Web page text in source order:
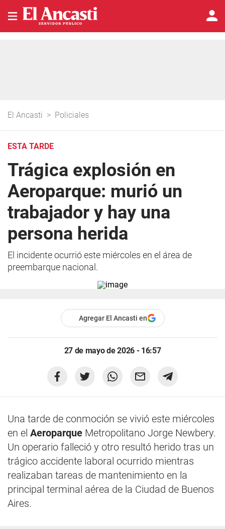
El Ancasti > Policiales
ESTA TARDE
Trágica explosión en
Aeroparque: murió un
trabajador y hay una
persona herida
El incidente ocurrió este miércoles en el área de
preembarque nacional.
Agregar El Ancasti en
27 de mayo de 2026 - 16:57
Una tarde de conmoción se vivió este miércoles
en el Aeroparque Metropolitano Jorge Newbery.
Un operario falleció y otro resultó herido tras un
trágico accidente laboral ocurrido mientras
realizaban tareas de mantenimiento en la
principal terminal aérea de la Ciudad de Buenos
Aires.